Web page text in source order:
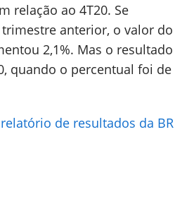
relação ao 4T20. Se
anterior, o valor do
2,1%. Mas o resultado
quando o percentual foi de
de resultados da BR